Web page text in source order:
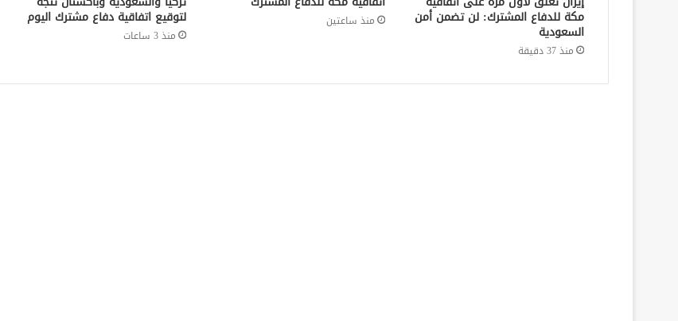
مكة للدفاع المشترك: لن تضمن أمن
السعودية
منذ 37 دقيقة
منذ ساعتين لتوقيع اتفاقية دفاع مشترك اليوم
منذ 3 ساعات